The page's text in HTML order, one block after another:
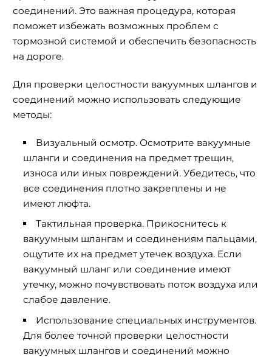
соединений. Это важная процедура, которая
поможет избежать возможных проблем с
тормозной системой и обеспечить безопасность
на дороге.
Для проверки целостности вакуумных шлангов и
соединений можно использовать следующие
методы:
Визуальный осмотр. Осмотрите вакуумные
шланги и соединения на предмет трещин,
износа или иных повреждений. Убедитесь, что
все соединения плотно закреплены и не
имеют люфта.
Тактильная проверка. Прикоснитесь к
вакуумным шлангам и соединениям пальцами,
ощутите их на предмет утечек воздуха. Если
вакуумный шланг или соединение имеют
утечку, можно почувствовать поток воздуха или
слабое давление.
Использование специальных инструментов.
Для более точной проверки целостности
вакуумных шлангов и соединений можно